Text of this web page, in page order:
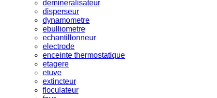
demineralisateur
disperseur
dynamometre
ebulliometre
echantillonneur
electrode
enceinte thermostatique
etagere
etuve
extincteur
floculateur